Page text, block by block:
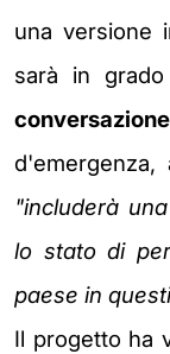
una versione
sarà in
conversazione
"includerà
lo stato di
paese in
Il progetto ha